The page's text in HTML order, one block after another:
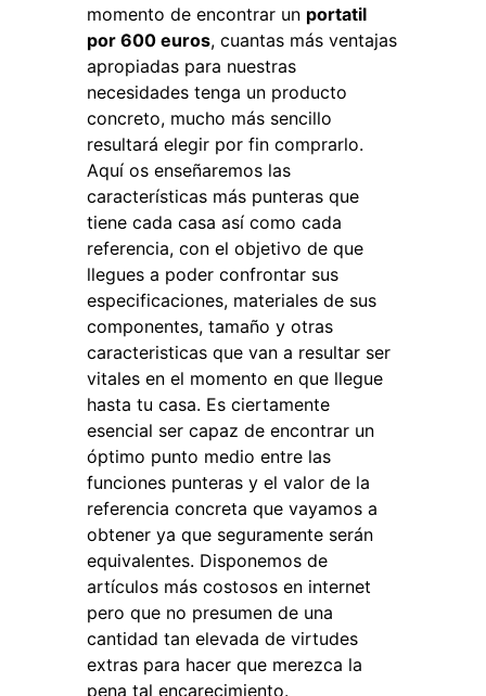
momento de encontrar un portatil
por 600 euros, cuantas más ventajas
apropiadas para nuestras
necesidades tenga un producto
concreto, mucho más sencillo
resultará elegir por fin comprarlo.
Aquí os enseñaremos las
características más punteras que
tiene cada casa así como cada
referencia, con el objetivo de que
llegues a poder confrontar sus
especificaciones, materiales de sus
componentes, tamaño y otras
caracteristicas que van a resultar ser
vitales en el momento en que llegue
hasta tu casa. Es ciertamente
esencial ser capaz de encontrar un
óptimo punto medio entre las
funciones punteras y el valor de la
referencia concreta que vayamos a
obtener ya que seguramente serán
equivalentes. Disponemos de
artículos más costosos en internet
pero que no presumen de una
cantidad tan elevada de virtudes
extras para hacer que merezca la
pena tal encarecimiento.